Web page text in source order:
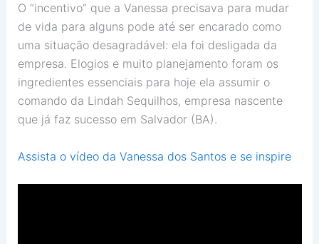
O “incentivo” que a Vanessa precisava para mudar
de vida para alguns pode até ser encarado como
uma situação desagradável: ela foi desligada da
empresa. Elogios e muito planejamento foram os
ingredientes essenciais para hoje ela assumir o
comando da Lindah Sequilhos, empresa nascente
que já faz sucesso em Salvador (BA).
Assista o vídeo da Vanessa dos Santos e se inspire